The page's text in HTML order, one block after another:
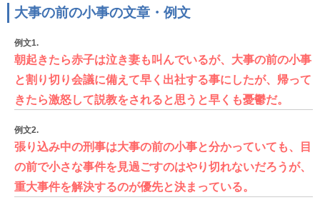
大事の前の小事の文章・例文
例文1.
朝起きたら赤子は泣き妻も叫んでいるが、大事の前の小事
と割り切り会議に備えて早く出社する事にしたが、帰って
きたら激怒して説教をされると思うと早くも憂鬱だ。
例文2.
張り込み中の刑事は大事の前の小事と分かっていても、目
の前で小さな事件を見過ごすのはやり切れないだろうが、
重大事件を解決するのが優先と決まっている。